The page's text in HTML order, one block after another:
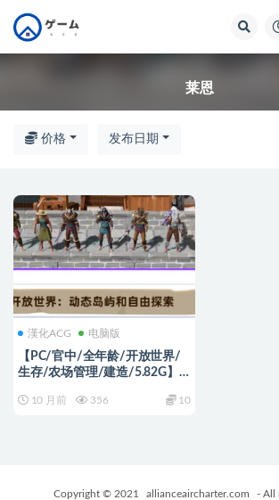
莱恩
价格 发布日期
漢化ACG 电脑版
【PC/官中/全年龄/开放世界/
生存/农场管理/建造/5.82G】
Ver1.0正式版+生存建造游戏
10 月前 356 10
Copyright © 2021 allianceaircharter.com - All